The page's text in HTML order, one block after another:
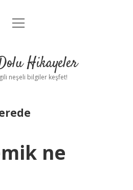
Anasayfa
Uyarı
menüyü
Hikayeler
neşeli bilgiler keşfet!
ne